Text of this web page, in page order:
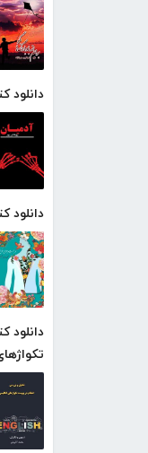
دانلود
دانلود